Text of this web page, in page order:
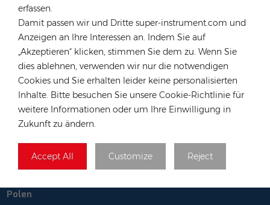
erfassen.
Damit passen wir und Dritte super-instrument.com und
Anzeigen an Ihre Interessen an. Indem Sie auf
„Akzeptieren“ klicken, stimmen Sie dem zu. Wenn Sie
dies ablehnen, verwenden wir nur die notwendigen
Cookies und Sie erhalten leider keine personalisierten
Inhalte. Bitte besuchen Sie unsere Cookie-Richtlinie für
weitere Informationen oder um Ihre Einwilligung in
Zukunft zu ändern.
Accept All Customize Reject
Tel :+852 54222219
Email :hk@rongstar.com
Büro & Lager :
Hong Kong
Vietnam
Tel :+84 522 038 896
Email : vn@rongstar.com
Phu Nhuan District, HoChi
263 Go O Moi, Phu Thuan, District 7,
Polen